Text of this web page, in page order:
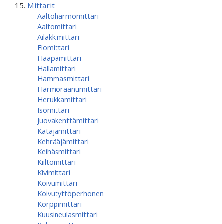
Mittarit
Aaltoharmomittari
Aaltomittari
Ailakkimittari
Elomittari
Haapamittari
Hallamittari
Hammasmittari
Harmoraanumittari
Herukkamittari
Isomittari
Juovakenttämittari
Katajamittari
Kehrääjämittari
Keihäsmittari
Kiiltomittari
Kivimittari
Koivumittari
Koivutyttöperhonen
Korppimittari
Kuusineulasmittari